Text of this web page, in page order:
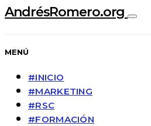
AndrésRomero.org
MENÚ
#INICIO
#MARKETING
#RSC
#FORMACIÓN